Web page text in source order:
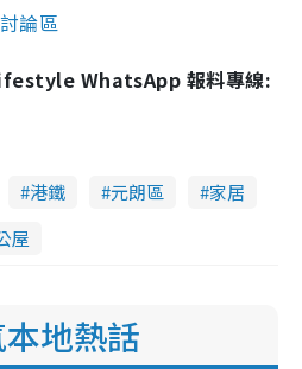
論區
WhatsApp 報料專線:
港鐵 元朗區
家居
屋
地熱話